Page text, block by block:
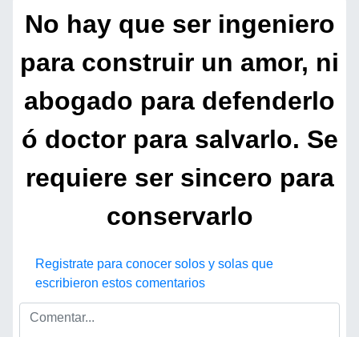
No hay que ser ingeniero
para construir un amor, ni
abogado para defenderlo
ó doctor para salvarlo. Se
requiere ser sincero para
conservarlo
Registrate para conocer solos y solas que
escribieron estos comentarios